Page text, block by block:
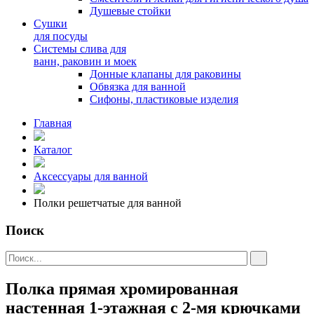
Душевые стойки
Сушки
для посуды
Системы слива для
ванн, раковин и моек
Донные клапаны для раковины
Обвязка для ванной
Сифоны, пластиковые изделия
Главная
Каталог
Аксессуары для ванной
Полки решетчатые для ванной
Поиск
Полка прямая хромированная
настенная 1-этажная с 2-мя крючками